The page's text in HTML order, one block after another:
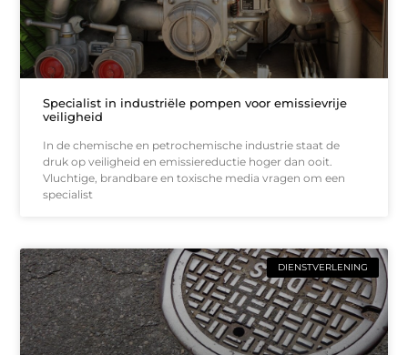
Specialist in industriële pompen voor emissievrije
veiligheid
In de chemische en petrochemische industrie staat de
druk op veiligheid en emissiereductie hoger dan ooit.
Vluchtige, brandbare en toxische media vragen om een
specialist
DIENSTVERLENING